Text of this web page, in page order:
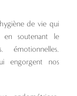
de vie qui
en soutenant le
émotionnelles,
engorgent nos